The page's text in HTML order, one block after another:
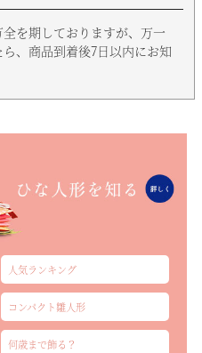
を期しておりますが、万一
、商品到着後7日以内にお知
人気ランキング
コンパクト雛人形
何歳まで飾る？